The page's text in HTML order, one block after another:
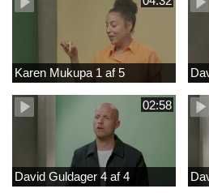
Karen Mukupa 1 af 5
02:58
David Guldager 4 af 4